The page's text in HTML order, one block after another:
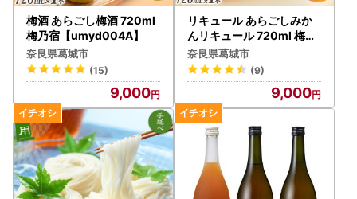
梅酒 あらごし梅酒 720ml
梅乃宿【umyd004A】
奈良県葛城市
(15)
9,000
リキュール あらごしみか
んリキュール 720ml 梅乃
宿【umyd002A】
奈良県葛城市
(9)
9,000